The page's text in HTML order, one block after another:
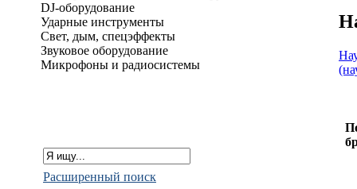
DJ-оборудование
Ударные инструменты
Свет, дым, спецэффекты
Звуковое оборудование
Микрофоны и радиосистемы
Расширенный поиск